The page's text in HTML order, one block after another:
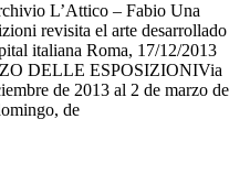
L’Attico – Fabio Una
revisita el arte desarrollado
italiana Roma, 17/12/2013
DELLE ESPOSIZIONIVia
de 2013 al 2 de marzo de
de